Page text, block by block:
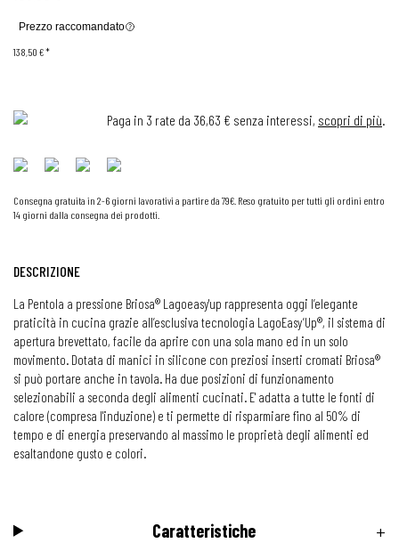
Prezzo raccomandato
138,50 €*
Paga in 3 rate da 36,63 € senza interessi, scopri di più.
Consegna gratuita in 2-6 giorni lavorativi a partire da 79€. Reso gratuito per tutti gli ordini entro
14 giorni dalla consegna dei prodotti.
DESCRIZIONE
La Pentola a pressione Briosa® Lagoeasy'up rappresenta oggi l’elegante
praticità in cucina grazie all’esclusiva tecnologia LagoEasy’Up®, il sistema di
apertura brevettato, facile da aprire con una sola mano ed in un solo
movimento. Dotata di manici in silicone con preziosi inserti cromati Briosa®
si può portare anche in tavola. Ha due posizioni di funzionamento
selezionabili a seconda degli alimenti cucinati. E' adatta a tutte le fonti di
calore (compresa l'induzione) e ti permette di risparmiare fino al 50% di
tempo e di energia preservando al massimo le proprietà degli alimenti ed
esaltandone gusto e colori.
Caratteristiche